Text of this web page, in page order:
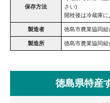
保存方法
さい)
開栓後は冷蔵庫に
製造者 徳島市農業協同組
製造所 徳島市農業協同組
徳島県特産